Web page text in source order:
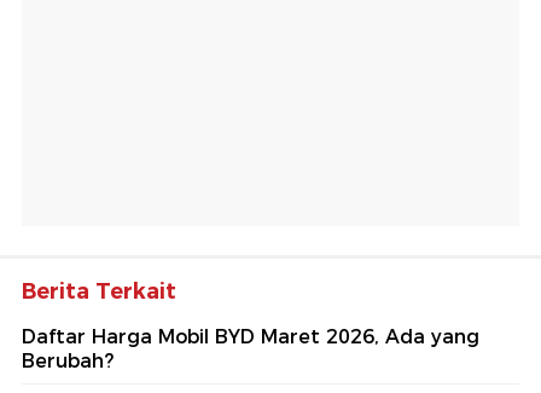
Berita Terkait
Daftar Harga Mobil BYD Maret 2026, Ada yang
Berubah?